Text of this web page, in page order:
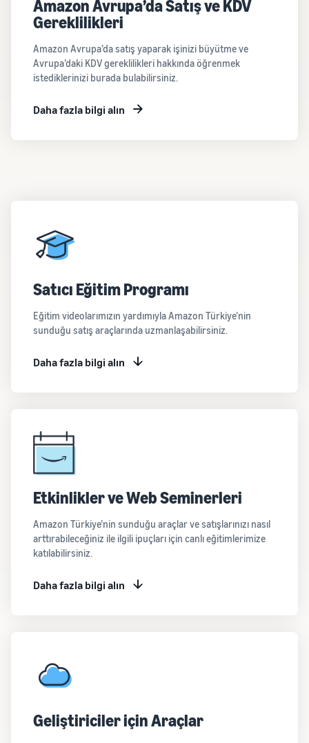
Amazon Avrupa’da Satış ve KDV
Gereklilikleri
Amazon Avrupa’da satış yaparak işinizi büyütme ve
Avrupa’daki KDV gereklilikleri hakkında öğrenmek
istediklerinizi burada bulabilirsiniz.
Daha fazla bilgi alın
Satıcı Eğitim Programı
Eğitim videolarımızın yardımıyla Amazon Türkiye’nin
sunduğu satış araçlarında uzmanlaşabilirsiniz.
Daha fazla bilgi alın
Etkinlikler ve Web Seminerleri
Amazon Türkiye’nin sunduğu araçlar ve satışlarınızı nasıl
arttırabileceğiniz ile ilgili ipuçları için canlı eğitimlerimize
katılabilirsiniz.
Daha fazla bilgi alın
Geliştiriciler için Araçlar